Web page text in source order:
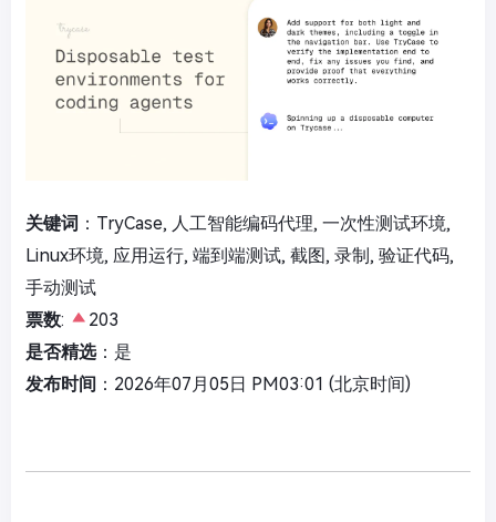
关键词 ：TryCase, 人工智能编码代理, 一次性测试环境,
Linux环境, 应用运行, 端到端测试, 截图, 录制, 验证代码,
手动测试
票数:
203
是否精选：是
发布时间 ：2026年07月05日 PM03:01 (北京时间)